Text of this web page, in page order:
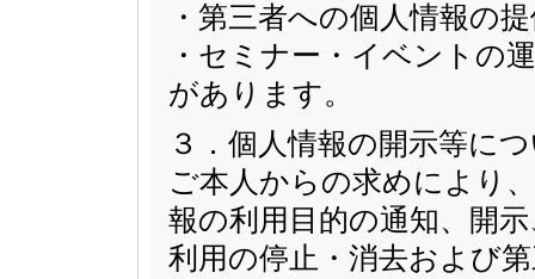
・第三者への個人情報の
・セミナー・イベントの
があります。
３．個人情報の開示等に
ご本人からの求めにより
報の利用目的の通知、開
利用の停止・消去および